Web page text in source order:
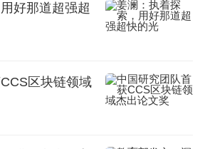
推进医科教育改革发展、科技创
，健康科学与技术前沿交叉研究院
性、交叉性”为建设宗旨，创新管
学合理的评价体系，推动医工、
好那道超强超
区块链领域